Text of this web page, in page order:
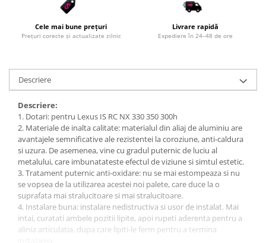
Cele mai bune prețuri
Prețuri corecte și actualizate zilnic
Livrare rapidă
Expediere în 24–48 de ore
Descriere
Descriere:
1. Dotari: pentru Lexus IS RC NX 330 350 300h
2. Materiale de inalta calitate: materialul din aliaj de aluminiu are
avantajele semnificative ale rezistentei la coroziune, anti-caldura
si uzura. De asemenea, vine cu gradul puternic de luciu al
metalului, care imbunatateste efectul de viziune si simtul estetic.
3. Tratament puternic anti-oxidare: nu se mai estompeaza si nu
se vopsea de la utilizarea acestei noi palete, care duce la o
suprafata mai stralucitoare si mai stralucitoare.
4. Instalare buna: instalare nedistructiva si usor de instalat. Mai
intai, curatati ambele pozitii lipite, apoi rupeti aderenta pentru a
alinia articulatia, dupa care lipiti-le ferm pentru a termina